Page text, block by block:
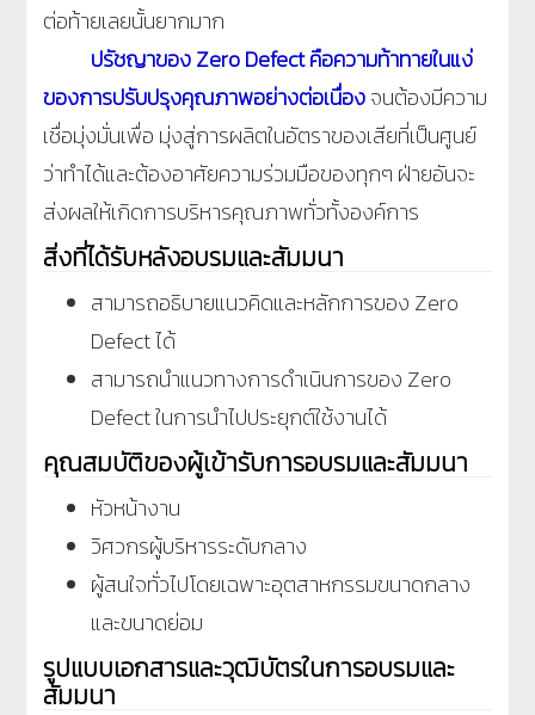
ต่อท้ายเลยนั้นยากมาก
ปรัชญาของ Zero Defect คือความท้าทายในแง่
ของการปรับปรุงคุณภาพอย่างต่อเนื่องจนต้องมีความ
เชื่อมุ่งมั่นเพื่อ มุ่งสู่การผลิตในอัตราของเสียที่เป็นศูนย์
ว่าทำได้และต้องอาศัยความร่วมมือของทุกๆ ฝ่ายอันจะ
ส่งผลให้เกิดการบริหารคุณภาพทั่วทั้งองค์การ
สิ่งที่ได้รับหลังอบรมและสัมมนา
สามารถอธิบายแนวคิดและหลักการของ Zero
Defect ได้
สามารถนำแนวทางการดำเนินการของ Zero
Defect ในการนำไปประยุกต์ใช้งานได้
คุณสมบัติของผู้เข้ารับการอบรมและสัมมนา
หัวหน้างาน
วิศวกรผู้บริหารระดับกลาง
ผู้สนใจทั่วไปโดยเฉพาะอุตสาหกรรมขนาดกลาง
และขนาดย่อม
รูปแบบเอกสารและวุฒิบัตรในการอบรมและ
สัมมนา